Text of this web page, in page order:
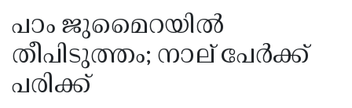
പാം ജുമൈറയിൽ
തീപിടുത്തം; നാല് പേർക്ക്
പരിക്ക്